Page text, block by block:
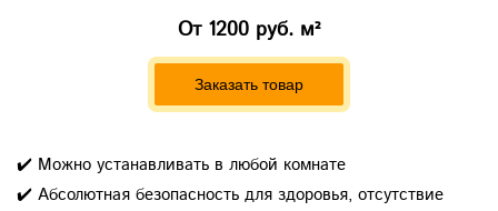
От 1200 руб. м²
Заказать товар
✔️ Можно устанавливать в любой комнате
✔️ Абсолютная безопасность для здоровья, отсутствие